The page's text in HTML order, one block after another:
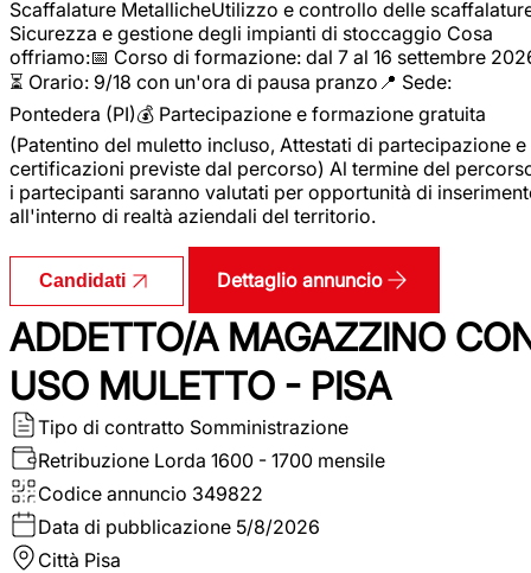
Scaffalature MetallicheUtilizzo e controllo delle
Sicurezza e gestione degli impianti di stoccaggio Cosa
offriamo:📅 Corso di formazione: dal 7 al 16 settembre
⏳ Orario: 9/18 con un'ora di pausa pranzo📍 Sede:
Pontedera (PI)💰 Partecipazione e formazione gratuita
(Patentino del muletto incluso, Attestati di partecipazione e
certificazioni previste dal percorso) Al termine del
i partecipanti saranno valutati per opportunità di
all'interno di realtà aziendali del territorio.
Candidati Dettaglio annuncio
ADDETTO/A MAGAZZINO
USO MULETTO - PISA
Tipo di contratto Somministrazione
Retribuzione Lorda 1600 - 1700 mensile
Codice annuncio 349822
Data di pubblicazione 5/8/2026
Città Pisa